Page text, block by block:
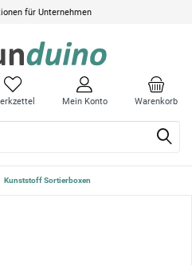
für Unternehmen
Warenkorb
Mein Konto
Kunststoff Sortierboxen